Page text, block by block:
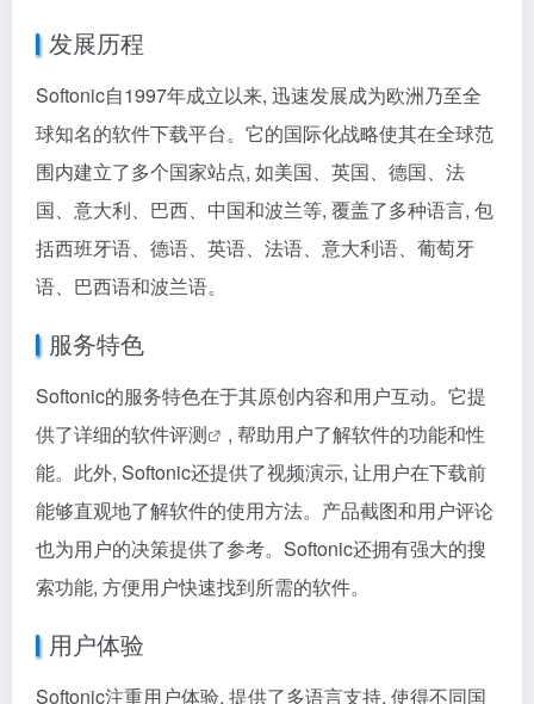
发展历程
Softonic自1997年成立以来, 迅速发展成为欧洲乃至全
球知名的软件下载平台。它的国际化战略使其在全球范
围内建立了多个国家站点, 如美国、英国、德国、法
国、意大利、巴西、中国和波兰等, 覆盖了多种语言, 包
括西班牙语、德语、英语、法语、意大利语、葡萄牙
语、巴西语和波兰语。
服务特色
Softonic的服务特色在于其原创内容和用户互动。它提
供了详细的软件评测
, 帮助用户了解软件的功能和性
能。此外, Softonic还提供了视频演示, 让用户在下载前
能够直观地了解软件的使用方法。产品截图和用户评论
也为用户的决策提供了参考。Softonic还拥有强大的搜
索功能, 方便用户快速找到所需的软件。
用户体验
Softonic注重用户体验, 提供了多语言支持, 使得不同国